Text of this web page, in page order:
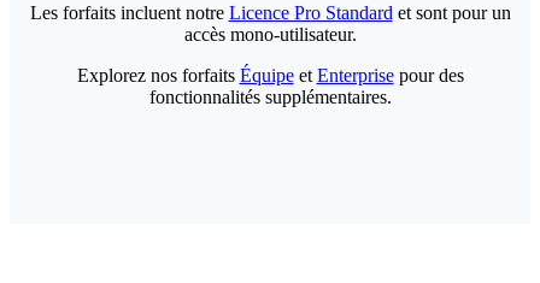
Les forfaits incluent notre Licence Pro Standard et sont pour un
accès mono-utilisateur.
Explorez nos forfaits Équipeet Enterprisepour des
fonctionnalités supplémentaires.